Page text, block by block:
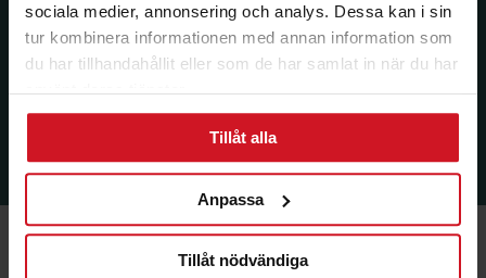
sociala medier, annonsering och analys. Dessa kan i sin
tur kombinera informationen med annan information som
du har tillhandahållit eller som de har samlat in när du har
använt deras tjänster.
Tillåt alla
Anpassa
Tillåt nödvändiga